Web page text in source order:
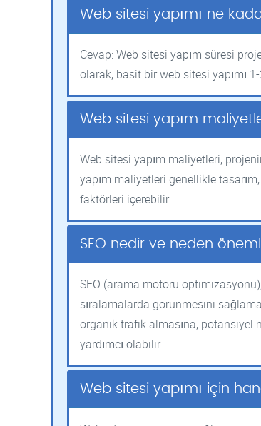
Web sitesi yapımı ne
Cevap: Web sitesi yapım süresi
olarak, basit bir web sitesi yapımı
Web sitesi yapım
Web sitesi yapım maliyetleri,
yapım maliyetleri genellikle
faktörleri içerebilir.
SEO nedir ve neden
SEO (arama motoru
sıralamalarda görünmesini
organik trafik almasına, potansiyel
yardımcı olabilir.
Web sitesi yapımı için